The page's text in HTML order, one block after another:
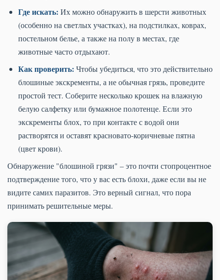
Где искать: Их можно обнаружить в шерсти животных
(особенно на светлых участках), на подстилках, коврах,
постельном белье, а также на полу в местах, где
животные часто отдыхают.
Как проверить: Чтобы убедиться, что это действительно
блошиные экскременты, а не обычная грязь, проведите
простой тест. Соберите несколько крошек на влажную
белую салфетку или бумажное полотенце. Если это
экскременты блох, то при контакте с водой они
растворятся и оставят красновато-коричневые пятна
(цвет крови).
Обнаружение "блошиной грязи" – это почти стопроцентное
подтверждение того, что у вас есть блохи, даже если вы не
видите самих паразитов. Это верный сигнал, что пора
принимать решительные меры.